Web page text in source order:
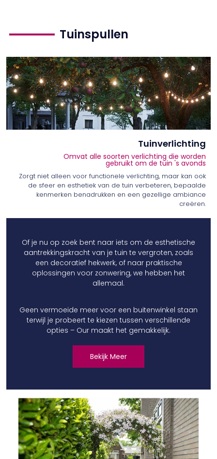
Tuinspullen
Of je nu op zoek bent naar iets om de esthetische
aantrekkingskracht van je tuin te vergroten, zoals
een decoratief hekwerk, of naar praktische
oplossingen voor zonwering, we hebben het
allemaal.
Geen vermoeide meer voor een buitenwinkel staan
terwijl je probeert te kiezen tussen verschillende
opties – Our maakt het gemakkelijk.
Bekijk Meer
Tuinverlichting
Omvat alle soorten verlichting die worden
gebruikt om de tuin 's avonds
Zorgt niet alleen voor functionele verlichting, maar kan ook
de sfeer en esthetiek van de tuin verbeteren, bepaalde
kenmerken benadrukken en een gezellige ambiance
creëren.